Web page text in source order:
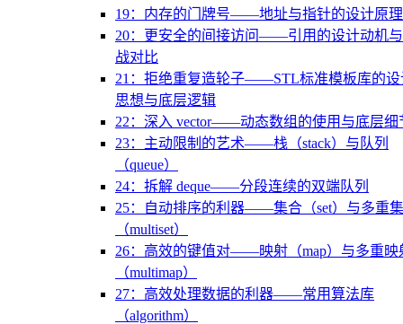
19：内存的门牌号——地址与指针的设计原理
20：更安全的间接访问——引用的设计动机
战对比
21：拒绝重复造轮子——STL标准模板库的设
思想与底层逻辑
22：深入 vector——动态数组的使用与底层细
23：主动限制的艺术——栈（stack）与队列
（queue）
24：拆解 deque——分段连续的双端队列
25：自动排序的利器——集合（set）与多重
（multiset）
26：高效的键值对——映射（map）与多重映
（multimap）
27：高效处理数据的利器——常用算法库
（algorithm）